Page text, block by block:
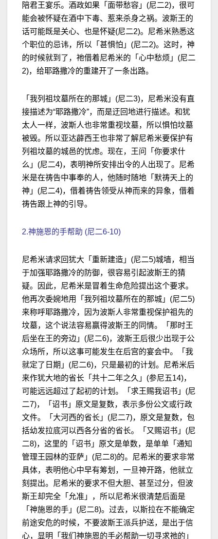
陪君王宴乐。酒政如果「面带愁容」(尼二2)，很可
能会被怀疑在酒中下毒、惹来杀身之祸。波斯王的
话可能既是关心、也是怀疑(尼二2)。尼希米熟悉这
个职位的忌讳，所以「甚惧怕」(尼二2)。这时，神
的时候就到了，祂借着尼希米的「心中愁烦」(尼二
2)，给耶路撒冷的重建开了一条出路。
「我列祖坟墓所在的那城」(尼二3)，尼希米没有直
接描述为“耶路撒冷”，而是迂回地进行描述。和犹
太人一样，波斯人也非常重视坟墓，所以惧怕坟墓
被毁。所以亚达薜西王也非常了解尼希米要保护有
列祖坟墓的城邑的忧虑。现在，王问「你要求什
么」(尼二4)，表明神所安排出令的人出现了。尼希
米是在祷告中事奉的人，他随时随地「默祷天上的
神」(尼二4)，借着祷告领受从神而来的异象，借着
祷告跟上神的引导。
2.神施恩的手帮助 (尼二6-10)
尼希米请求回犹大「重新建造」(尼二5)城墙，相当
于加强耶路撒冷的防御，很容易引起波斯王的猜
疑。因此，尼希米是冒着生命危险提出这个要求。
他再次委婉地用「我列祖坟墓所在的那城」(尼二5)
来称呼耶路撒冷，因为波斯人非常重视保护祖先的
坟墓，这个说法容易赢得波斯王的同情。「那时王
后坐在王的旁边」(尼二6)，波斯王后很少出现于公
众场所，所以这事可能发生在后宫的宴会中。「我
就定了日期」(尼二6)，只是最初的计划。尼希米后
来作犹大地的省长「共十二年之久」(参尼五14)，
可能远远超过了起初的计划。「求王赐我诏书」(尼
二7)，「诏书」原文是复数，表示多份公文或行政
文件。「大河西的省长」(尼二7)，原文是复数，包
括幼发拉底河以西各分省的省长。「又赐诏书」(尼
二8)，这里的「诏书」原文是单数，是单单「通知
管理王园林的亚萨」(尼二8)的。尼希米的要求非常
具体，表明他心中早有筹划，一旦神开路，他就立
刻提出。尼希米的要求不但大胆、甚至过分，但波
斯王却完全「允准」，所以尼希米很清楚后面是
「神施恩的手」(尼二8)。过去，以斯拉在不能确定
前途安危的时候，不要波斯王派兵护送，是出于信
心，显明「我们神施恩的手必帮助一切寻求祂的」